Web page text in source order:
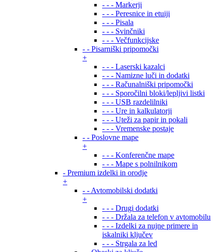
- - - Markerji
- - - Peresnice in etuiji
- - - Pisala
- - - Svinčniki
- - - Večfunkcijske
- - Pisarniški pripomočki
+
- - - Laserski kazalci
- - - Namizne luči in dodatki
- - - Računalniški pripomočki
- - - Sporočilni bloki/lepljivi listki
- - - USB razdelilniki
- - - Ure in kalkulatorji
- - - Uteži za papir in pokali
- - - Vremenske postaje
- - Poslovne mape
+
- - - Konferenčne mape
- - - Mape s polnilnikom
- Premium izdelki in orodje
+
- - Avtomobilski dodatki
+
- - - Drugi dodatki
- - - Držala za telefon v avtomobilu
- - - Izdelki za nujne primere in
iskalniki ključev
- - - Strgala za led